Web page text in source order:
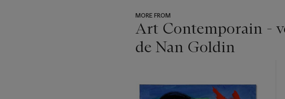
MORE FROM
Art Contemporain -
de Nan Goldin